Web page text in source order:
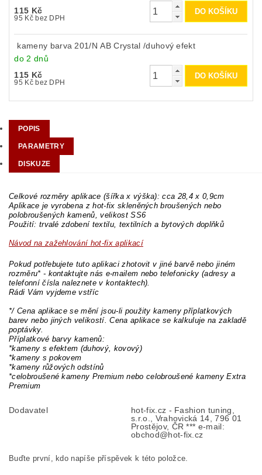
115 Kč
95 Kč bez DPH
kameny barva 201/N AB Crystal /duhový efekt
do 2 dnů
115 Kč
95 Kč bez DPH
POPIS
PARAMETRY
DISKUZE
Celkové rozměry aplikace (šířka x výška): cca 28,4 x 0,9cm
Aplikace je vyrobena z hot-fix skleněných broušených nebo
polobroušených kamenů, velikost SS6
Použití: trvalé zdobení textilu, textilních a bytových doplňků
Návod na zažehlování hot-fix aplikací
Pokud potřebujete tuto aplikaci zhotovit v jiné barvě nebo jiném
rozměru* - kontaktujte nás e-mailem nebo telefonicky (adresy a
telefonní čísla naleznete v kontaktech).
Rádi Vám vyjdeme vstříc
*/ Cena aplikace se mění jsou-li použity kameny příplatkových
barev nebo jiných velikostí. Cena aplikace se kalkuluje na zakladě
poptávky.
Příplatkové barvy kamenů:
*kameny s efektem (duhový, kovový)
*kameny s pokovem
*kameny růžových odstínů
*celobroušené kameny Premium nebo celobroušené kameny Extra
Premium
Dodavatel
hot-fix.cz - Fashion tuning,
s.r.o., Vrahovická 14, 796 01
Prostějov, ČR *** e-mail:
obchod@hot-fix.cz
Buďte první, kdo napíše příspěvek k této položce.